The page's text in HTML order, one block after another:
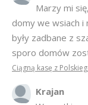
Marzy mi
domy we wsiach i
były zadbane z
sporo domów
Ciągną kasę z
Krajan